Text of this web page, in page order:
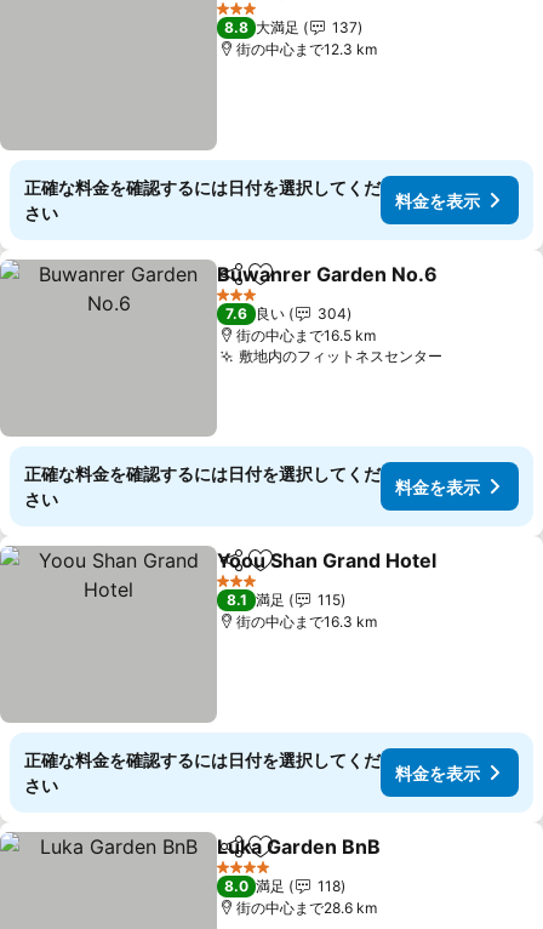
3 ホテルのランク
8.8 大満足
137
街の中心まで12.3 km
正確な料金を確認するには日付を選択してくだ
さい
料金を表示
シェアお気に入りに追加
Buwanrer Garden No.6
3 ホテルのランク
7.6 良い
304
街の中心まで16.5 km
敷地内のフィットネスセンター
正確な料金を確認するには日付を選択してくだ
さい
料金を表示
シェアお気に入りに追加
Yoou Shan Grand Hotel
3 ホテルのランク
8.1 満足
115
街の中心まで16.3 km
正確な料金を確認するには日付を選択してくだ
さい
料金を表示
シェアお気に入りに追加
Luka Garden BnB
4 ホテルのランク
8.0 満足
118
街の中心まで28.6 km